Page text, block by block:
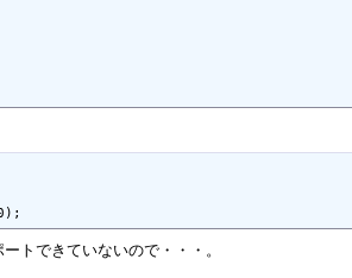
トできていないので・・・。